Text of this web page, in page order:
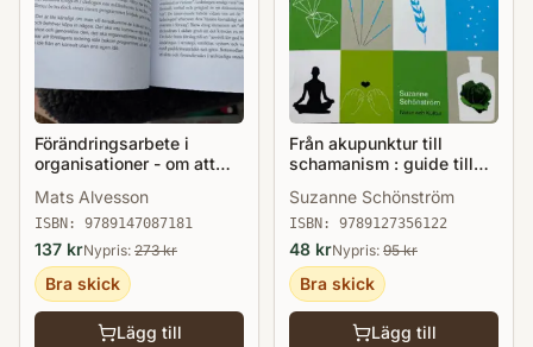
Förändringsarbete i
organisationer - om att
Mats Alvesson
ISBN: 9789147087181
137 krNypris: 273kr
Bra skick
Lägg till
Från akupunktur till
schamanism : guide till
alternativmedicin
Suzanne Schönström
ISBN: 9789127356122
48 krNypris: 95kr
Bra skick
Lägg till